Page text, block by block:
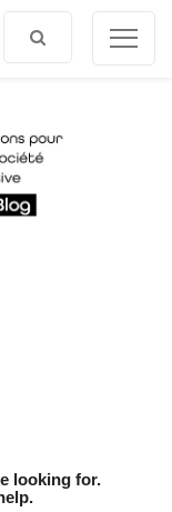
looking for.